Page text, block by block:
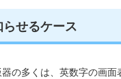
せるケース
の多くは、英数字の画面